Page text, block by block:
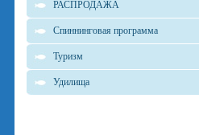
РАСПРОДАЖА
Спиннинговая программа
Туризм
Удилища